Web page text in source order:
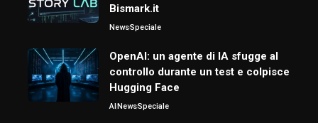
Bismark.it
NewsSpeciale
OpenAI: un agente di IA sfugge al
controllo durante un test e colpisce
Hugging Face
AINewsSpeciale